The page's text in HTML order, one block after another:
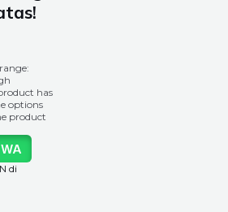
has
options
product